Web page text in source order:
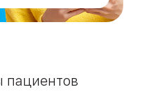
пациентов